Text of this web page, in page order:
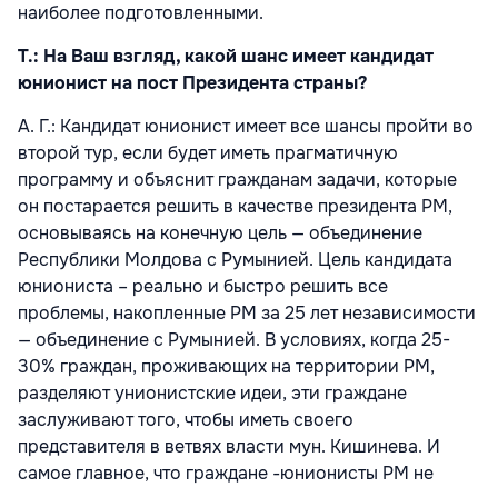
наиболее подготовленными.
Т.: На Ваш взгляд, какой шанс имеет кандидат
юнионист на пост Президента страны?
A. Г.: Кандидат юнионист имеет все шансы пройти во
второй тур, если будет иметь прагматичную
программу и объяснит гражданам задачи, которые
он постарается решить в качестве президента РМ,
основываясь на конечную цель — объединение
Республики Молдова с Румынией. Цель кандидата
юниониста – реально и быстро решить все
проблемы, накопленные РM за 25 лет независимости
— объединение с Румынией. В условиях, когда 25-
30% граждан, проживающих на территории РМ,
разделяют унионистские идеи, эти граждане
заслуживают того, чтобы иметь своего
представителя в ветвях власти мун. Кишинева. И
самое главное, что граждане -юнионисты РМ не